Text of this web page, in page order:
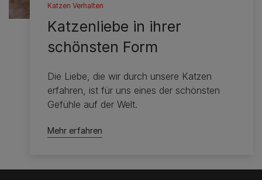
Katzen Verhalten
Katzenliebe in ihrer
schönsten Form
Die Liebe, die wir durch unsere Katzen
erfahren, ist für uns eines der schönsten
Gefühle auf der Welt.
Mehr erfahren